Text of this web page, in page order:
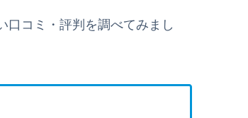
口コミ・評判を調べてみまし